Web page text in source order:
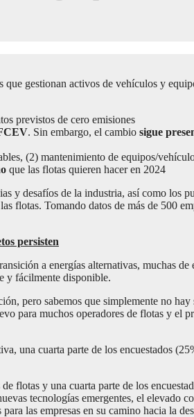
gestionan activos de vehículos y
previstos de cero emisiones
. Sin embargo, el cambio sigue
(2) mantenimiento de equipos/
que las flotas quieren hacer en 2024
y desafíos de la industria, así como los
Tomando datos de más de 500
persisten
a energías alternativas, muchas
y fácilmente disponible.
pero sabemos que simplemente no
para muchos operadores de flotas y el
una cuarta parte de los encuestados
flotas y una cuarta parte de los
tecnologías emergentes, el elevado
las empresas en su camino hacia la